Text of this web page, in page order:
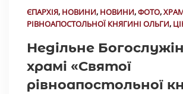
ЄПАРХІЯ, НОВИНИ, НОВИНИ,ФОТО,
РІВНОАПОСТОЛЬНОЇ КНЯГИНІ ОЛЬГИ,
Недільне
храмі «Святої
рівноапостольної